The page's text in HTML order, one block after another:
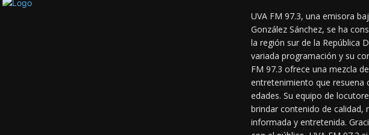
UVA FM 97.3, una emisora
González Sánchez, se ha
la región sur de la República
variada programación y su
FM 97.3 ofrece una mezcla
entretenimiento que resuena
edades. Su equipo de
brindar contenido de calidad,
informada y entretenida.